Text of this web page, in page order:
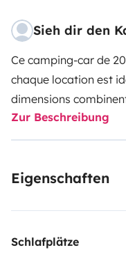
Sieh dir den
Ce camping-car de
chaque location est
dimensions
poste de conduite est
kit mains-libres.
breaks, virées
notre camping-car
Zur Beschreibung
Eigenschaften
Schlafplätze